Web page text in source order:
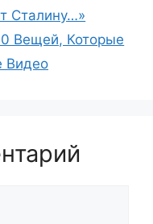
Сталину…»
Вещей, Которые
Видео